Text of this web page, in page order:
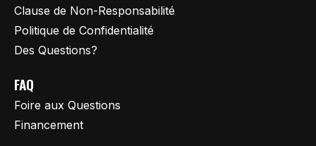
Clause de Non-Responsabilité
Politique de Confidentialité
Des Questions?
FAQ
Foire aux Questions
Financement